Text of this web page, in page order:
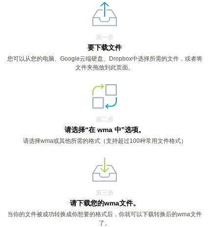
第一步
要下载文件
您可以从您的电脑、Google云端硬盘、Dropbox中选择所需的文件，或者将
文件夹拖放到此页面。
第二步
请选择“在 wma 中”选项。
请选择wma或其他所需的格式（支持超过100种常用文件格式）
第三步
请下载您的wma文件。
当你的文件被成功转换成你想要的格式后，你就可以下载转换后的wma文件
了。